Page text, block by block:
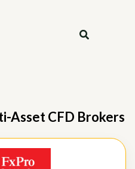
Search
Asset CFD Brokers